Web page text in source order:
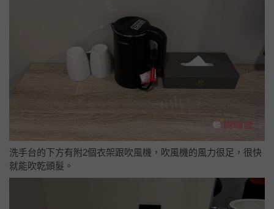
一出電梯一邊是通往房間的走道，一邊是可以開窗出去的小陽
很不錯。